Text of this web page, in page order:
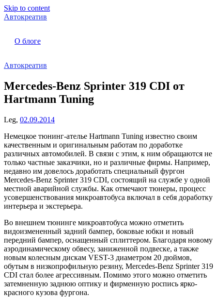
Skip to content
Автокреатив
О блоге
Автокреатив
Mercedes-Benz Sprinter 319 CDI от
Hartmann Tuning
Leg, 02.09.2014
Немецкое тюнинг-ателье Hartmann Tuning известно своим
качественным и оригинальным работам по доработке
различных автомобилей. В связи с этим, к ним обращаются не
только частные заказчики, но и различные фирмы. Например,
недавно им довелось доработать специальный фургон
Mercedes-Benz Sprinter 319 CDI, состоящий на службе у одной
местной аварийной службы. Как отмечают тюнеры, процесс
усовершенствования микроавтобуса включал в себя доработку
интерьера и экстерьера.
Во внешнем тюнинге микроавтобуса можно отметить
видоизмененный задний бампер, боковые юбки и новый
передний бампер, оснащенный сплиттером. Благодаря новому
аэродинамическому обвесу, заниженной подвеске, а также
новым колесным дискам VEST-3 диаметром 20 дюймов,
обутым в низкопрофильную резину, Mercedes-Benz Sprinter 319
CDI стал более агрессивным. Помимо этого можно отметить
затемненную заднюю оптику и фирменную роспись ярко-
красного кузова фургона.